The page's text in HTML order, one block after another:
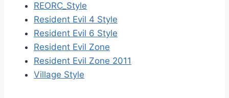
REORC_Style
Resident Evil 4 Style
Resident Evil 6 Style
Resident Evil Zone
Resident Evil Zone 2011
Village Style